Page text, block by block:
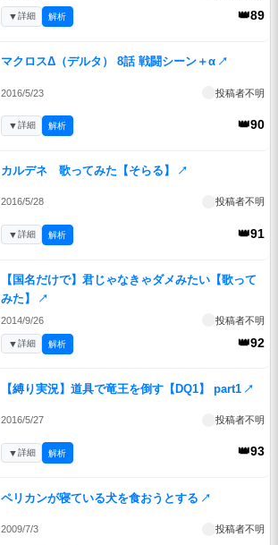
👑89
▼詳細 解析
マクロスΔ（デルタ） 8話 戦闘シーン＋α ↗
2016/5/23 投稿者不明
👑90
▼詳細 解析
カルデネ 歌ってみた【そらる】 ↗
2016/5/28 投稿者不明
👑91
▼詳細 解析
【国名だけで】君じゃなきゃダメみたい【歌って
みた】
↗
2014/9/26 投稿者不明
👑92
▼詳細 解析
【縛り実況】道具で竜王を倒す【DQ1】 part1 ↗
2016/5/27 投稿者不明
👑93
▼詳細 解析
ペリカンが寝ている犬を食おうとする ↗
2009/7/3 投稿者不明